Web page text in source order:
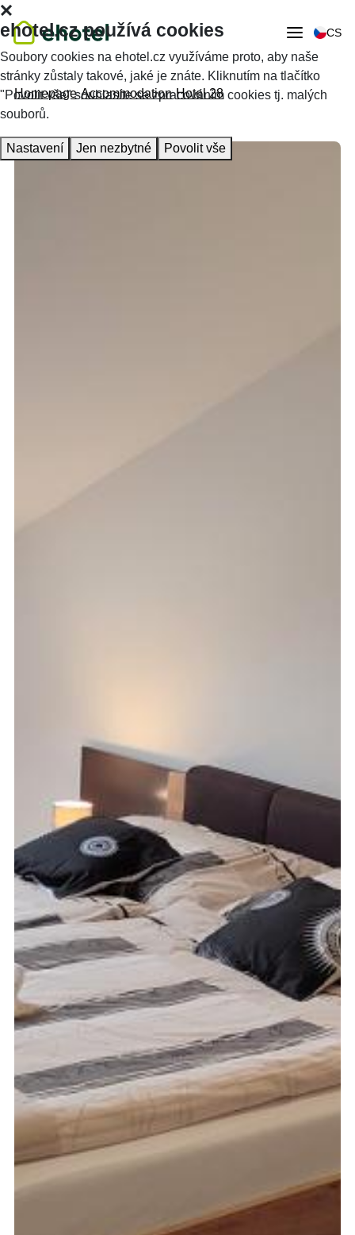
CS
Homepage Accommodation Hotel 28
ehotel.cz používá cookies
Soubory cookies na ehotel.cz využíváme proto, aby naše
stránky zůstaly takové, jaké je znáte. Kliknutím na tlačítko
"Povolit vše" souhlasíte se zpracováním cookies tj. malých
souborů.
Nastavení Jen nezbytné Povolit vše